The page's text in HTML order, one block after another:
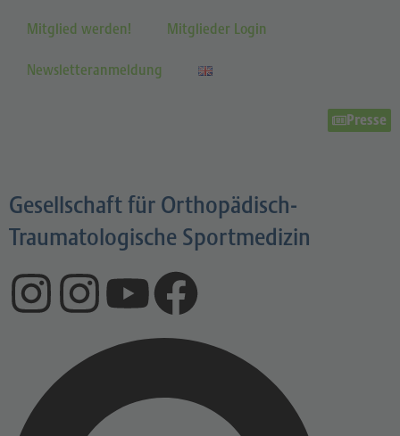
Mitglied werden! Mitglieder Login
Newsletteranmeldung
Presse
Gesellschaft für Orthopädisch-
Traumatologische Sportmedizin